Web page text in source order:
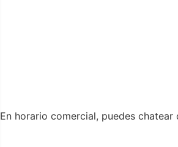
En horario comercial, puedes